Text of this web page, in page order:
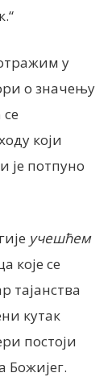
у
о значењу
који
је потпуно
учешћем
које се
тајанства
кутак
постоји
Божијег.